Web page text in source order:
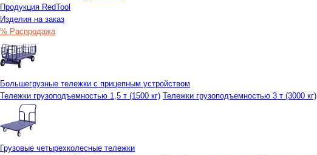
Продукция RedTool
Изделия на заказ
% Распродажа
Большегрузные тележки с прицепным устройством
Тележки грузоподъемностью 1,5 т (1500 кг) Тележки грузоподъемностью 3 т (3000 кг)
Грузовые четырехколесные тележки